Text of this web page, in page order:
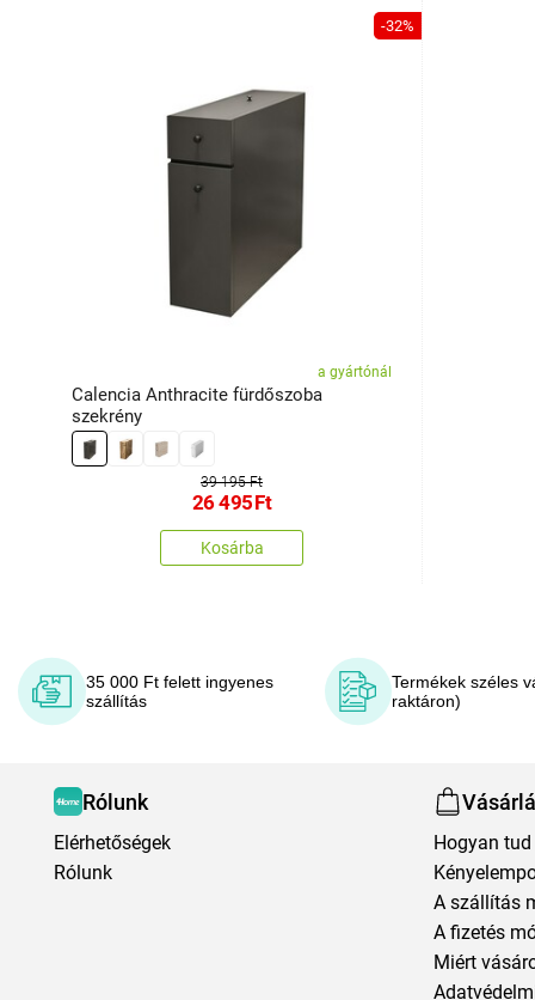
-32%
a gyártónál
Calencia Anthracite fürdőszoba
szekrény
39 195 Ft
26 495Ft
Kosárba
35 000 Ft felett ingyenes
szállítás
Termékek széles
raktáron)
Rólunk
Elérhetőségek
Rólunk
Hogyan
A szállítás
A fizetés
Miért